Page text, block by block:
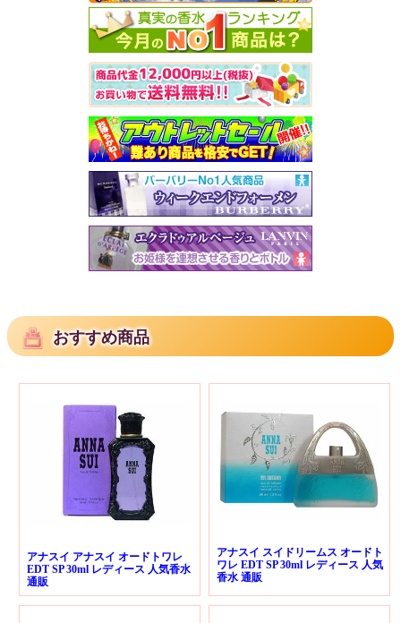
おすすめ商品
アナスイ アナスイ オードトワレ
EDT SP 30ml レディース 人気香水
通販
アナスイ スイドリームス オードト
ワレ EDT SP 30ml レディース 人気
香水 通販